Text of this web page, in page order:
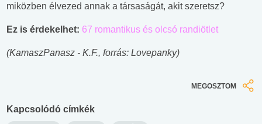
miközben élvezed annak a társaságát, akit szeretsz?
Ez is érdekelhet: 67 romantikus és olcsó randiötlet
(KamaszPanasz - K.F., forrás: Lovepanky)
MEGOSZTOM
Kapcsolódó címkék